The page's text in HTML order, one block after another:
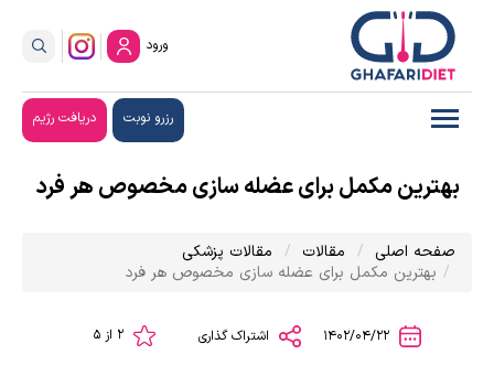
ورود
رزرو نوبت دریافت رژیم
بهترین مکمل برای عضله سازی مخصوص هر فرد
صفحه اصلی مقالات
مقالات پزشکی
بهترین مکمل برای عضله سازی مخصوص هر فرد
اشتراک گذاری